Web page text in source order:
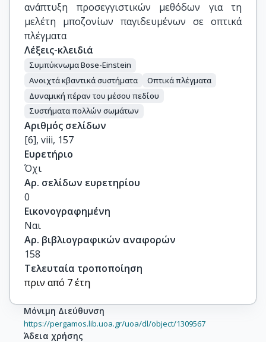
ανάπτυξη προσεγγιστικών μεθόδων για τη
μελέτη μποζονίων παγιδευμένων σε οπτικά
πλέγματα
Λέξεις-κλειδιά
Συμπύκνωμα Bose-Einstein
Ανοιχτά κβαντικά συστήματα
Οπτικά πλέγματα
Δυναμική πέραν του μέσου πεδίου
Συστήματα πολλών σωμάτων
Αριθμός σελίδων
[6], viii, 157
Ευρετήριο
Όχι
Αρ. σελίδων ευρετηρίου
0
Εικονογραφημένη
Ναι
Αρ. βιβλιογραφικών αναφορών
158
Τελευταία τροποποίηση
πριν από 7 έτη
Μόνιμη Διεύθυνση
https://pergamos.lib.uoa.gr/uoa/dl/object/1309567
Άδεια χρήσης